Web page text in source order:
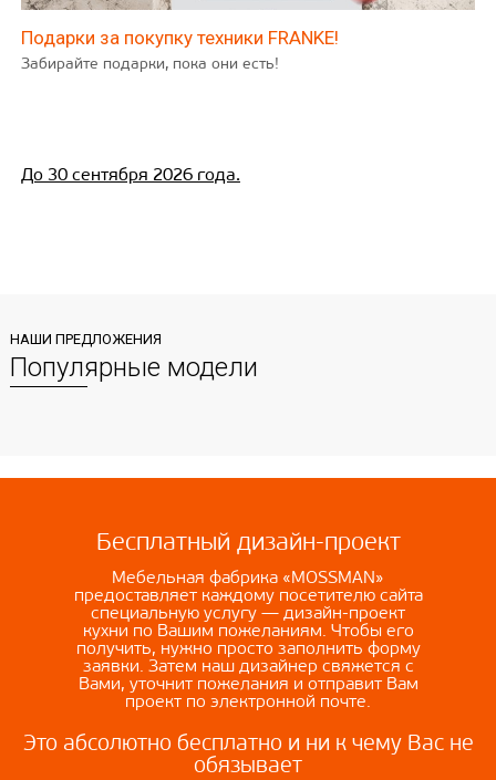
Подарки за покупку техники FRANKE!
Забирайте подарки, пока они есть!
До 30 сентября 2026 года.
НАШИ ПРЕДЛОЖЕНИЯ
Популярные модели
Бесплатный дизайн-проект
Мебельная фабрика «MOSSMAN»
предоставляет каждому посетителю сайта
специальную услугу — дизайн-проект
кухни по Вашим пожеланиям. Чтобы его
получить, нужно просто заполнить форму
заявки. Затем наш дизайнер свяжется с
Вами, уточнит пожелания и отправит Вам
проект по электронной почте.
Это абсолютно бесплатно и ни к чему Вас не
обязывает